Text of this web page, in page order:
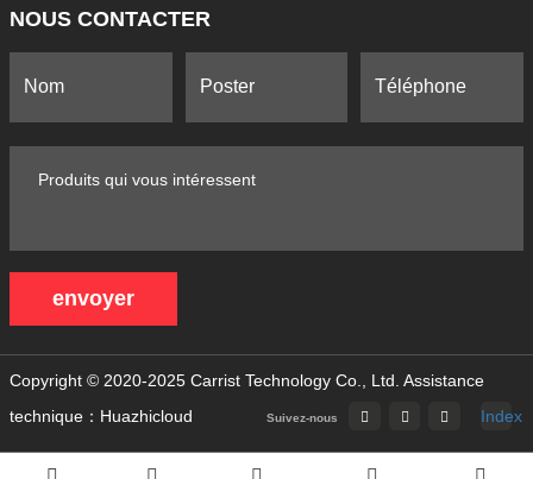
NOUS CONTACTER
envoyer
Copyright © 2020-2025 Carrist Technology Co., Ltd. Assistance
technique：Huazhicloud
Suivez-nous Index